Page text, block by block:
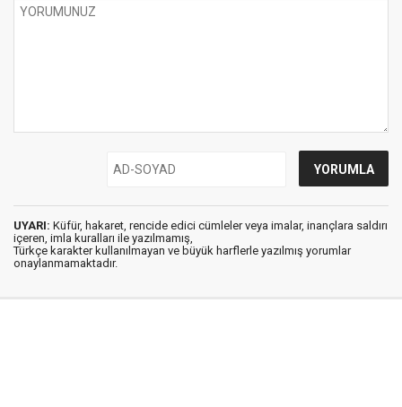
UYARI: Küfür, hakaret, rencide edici cümleler veya imalar, inançlara saldırı
içeren, imla kuralları ile yazılmamış,
Türkçe karakter kullanılmayan ve büyük harflerle yazılmış yorumlar
onaylanmamaktadır.